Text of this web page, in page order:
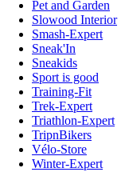
Pet and Garden
Slowood Interior
Smash-Expert
Sneak'In
Sneakids
Sport is good
Training-Fit
Trek-Expert
Triathlon-Expert
TripnBikers
Vélo-Store
Winter-Expert